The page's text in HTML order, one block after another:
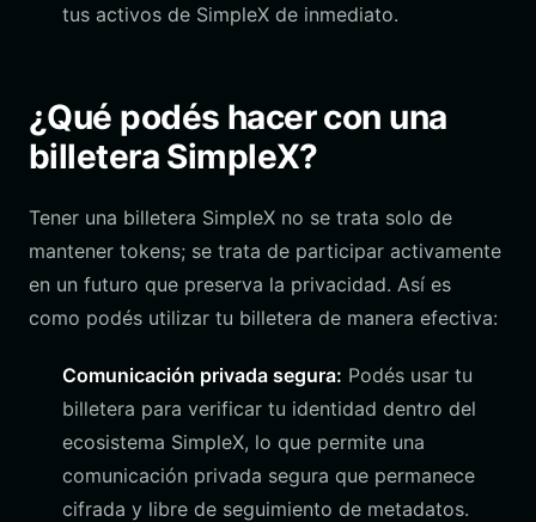
tus activos de SimpleX de inmediato.
¿Qué podés hacer con una
billetera SimpleX?
Tener una billetera SimpleX no se trata solo de
mantener tokens; se trata de participar activamente
en un futuro que preserva la privacidad. Así es
como podés utilizar tu billetera de manera efectiva:
Comunicación privada segura: Podés usar tu
billetera para verificar tu identidad dentro del
ecosistema SimpleX, lo que permite una
comunicación privada segura que permanece
cifrada y libre de seguimiento de metadatos.